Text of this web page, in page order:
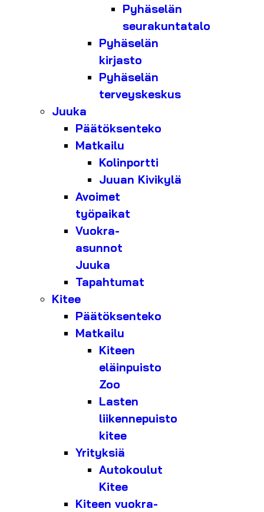
Pyhäselän
seurakuntatalo
Pyhäselän
kirjasto
Pyhäselän
terveyskeskus
Juuka
Päätöksenteko
Matkailu
Kolinportti
Juuan Kivikylä
Avoimet
työpaikat
Vuokra-
asunnot
Juuka
Tapahtumat
Kitee
Päätöksenteko
Matkailu
Kiteen
eläinpuisto
Zoo
Lasten
liikennepuisto
kitee
Yrityksiä
Autokoulut
Kitee
Kiteen vuokra-